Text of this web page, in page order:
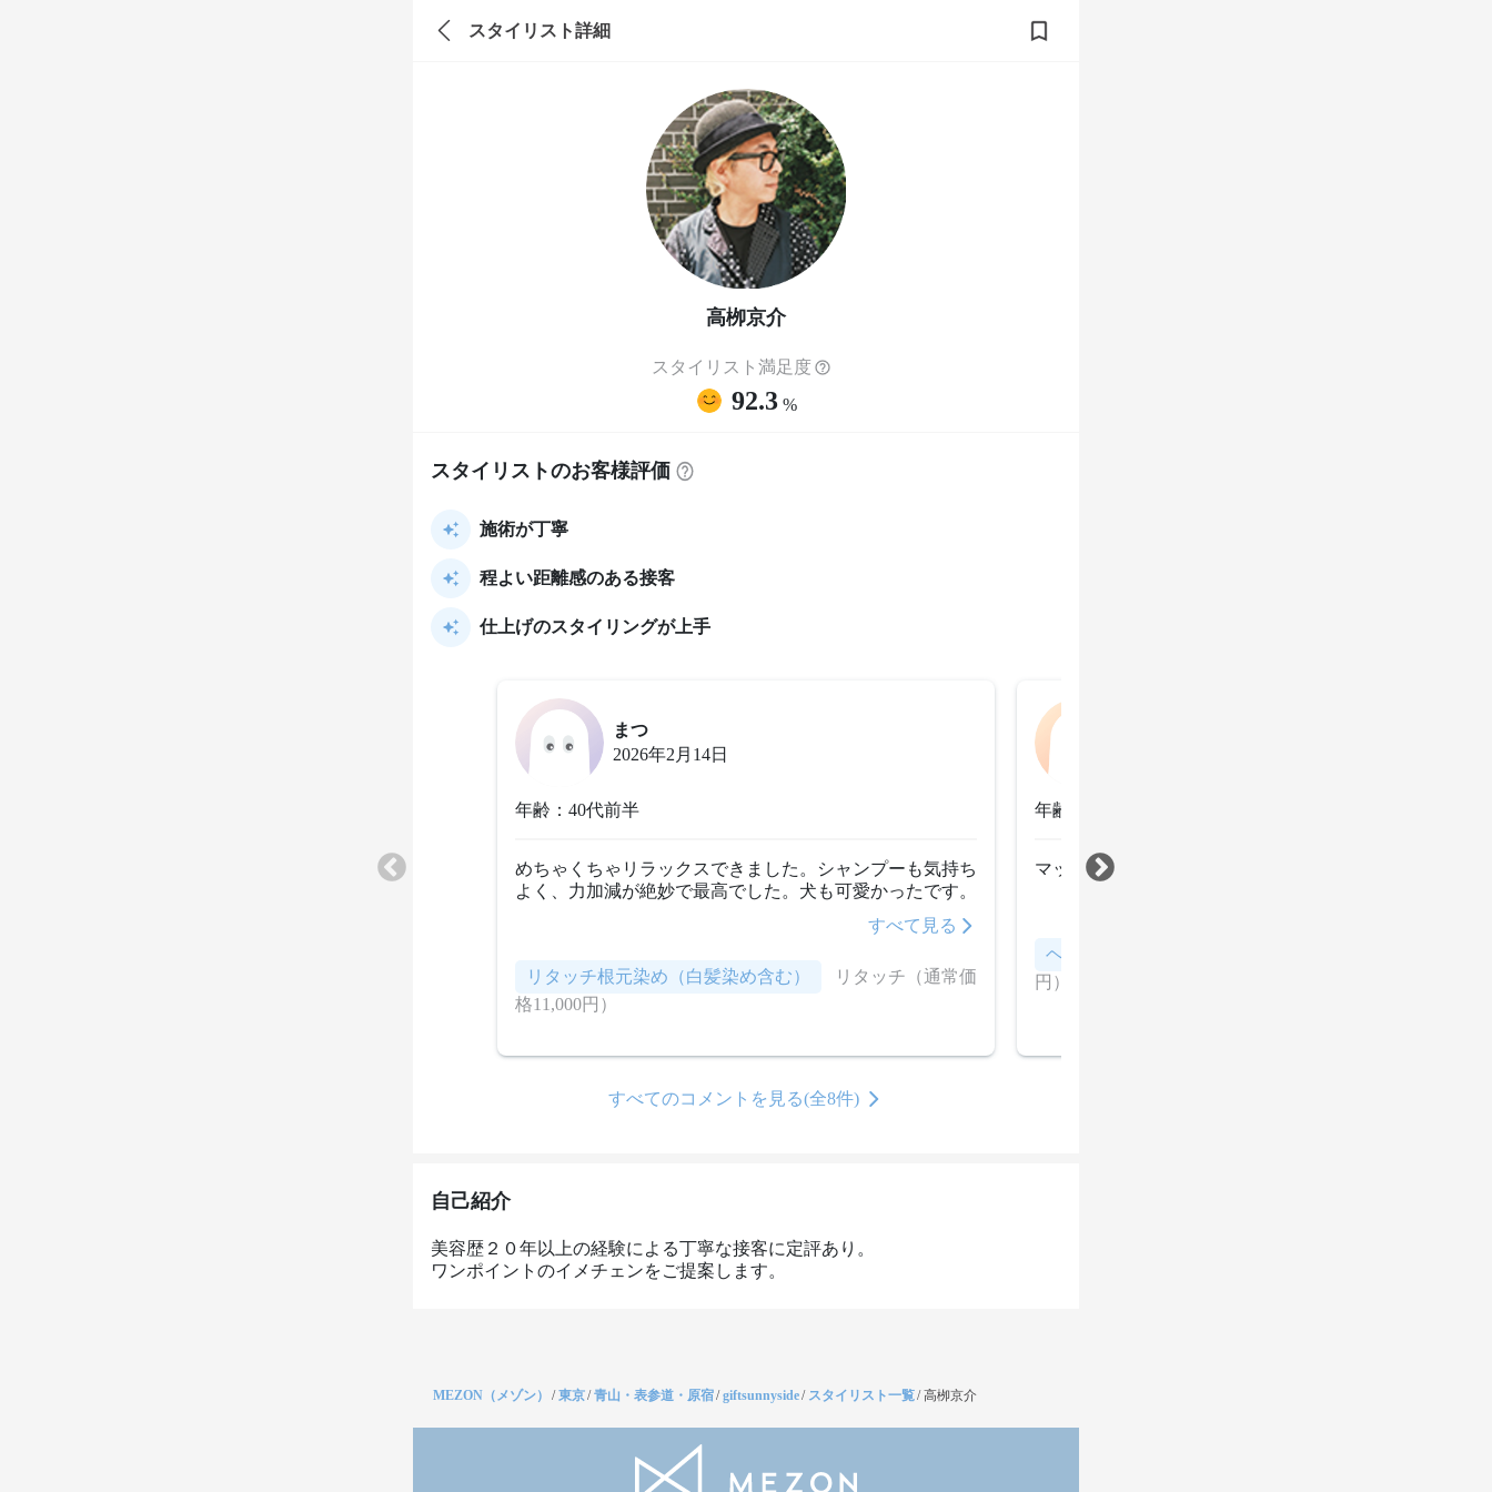
スタイリスト詳細
高栁京介
スタイリスト満足度
92.3 %
スタイリストのお客様評価
施術が丁寧
程よい距離感のある接客
仕上げのスタイリングが上手
まつ
2026年2月14日
年齢：40代前半
めちゃくちゃリラックスできました。シャンプーも気持ち
よく、力加減が絶妙で最高でした。犬も可愛かったです。
すべて見る
リタッチ根元染め（白髪染め含む）
格11,000円）
年齢：50代前半
マッサージが力強く気持ちよかったです！！
ヘッドスパ
円）
すべてのコメントを見る(全8件)
自己紹介
美容歴２０年以上の経験による丁寧な接客に定評あり。
ワンポイントのイメチェンをご提案します。
MEZON（メゾン） /東京/青山・表参道・原宿/giftsunnyside/ スタイリスト一覧/高栁京介